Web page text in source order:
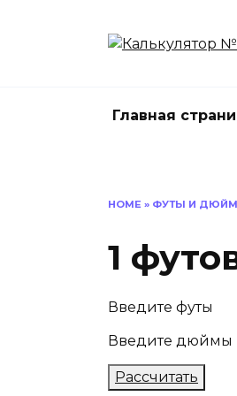
Главная
HOME » ФУТЫ И
1
Введите футы
Введите дюймы
Рассчитать